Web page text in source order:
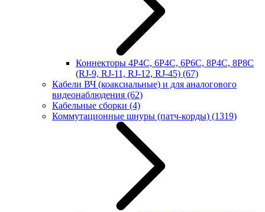
Коннекторы 4P4C, 6P4C, 6P6C, 8P4C, 8P8C
(RJ-9, RJ-11, RJ-12, RJ-45) (67)
Кабели ВЧ (коаксиальные) и для аналогового
видеонаблюдения (62)
Кабельные сборки (4)
Коммутационные шнуры (патч-корды) (1319)